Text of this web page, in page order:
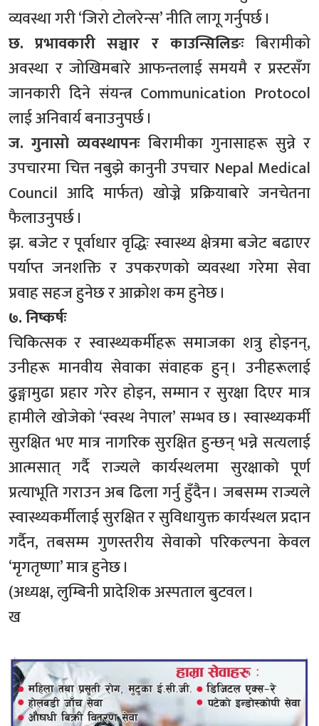
व्यवस्था गरी ‘जिरो टोलरेन्स’ नीति लागू गर्नुपर्छ ।
छ. प्रभावकारी सञ्चार र काउन्सिलिङःबिरामीको
अवस्था र जोखिमबारे आफन्तलाई समयमै र प्रस्टसँग
जानकारी दिने संयन्त्र Communication Protocol
लाई अनिवार्य बनाउनुपर्छ ।
ज. गुनासो व्यवस्थापनः बिरामीका गुनासाहरू सुन्ने र
उपचारमा चित्त नबुझे कानुनी उपचार Nepal Medical
Council आदि मार्फत) खोज्ने प्रक्रियाबारे जनचेतना
फैलाउनुपर्छ ।
झ. बजेट र पूर्वाधार वृद्धिः स्वास्थ्य क्षेत्रमा बजेट बढाएर
पर्याप्त जनशक्ति र उपकरणको व्यवस्था गरेमा सेवा
प्रवाह सहज हुनेछ र आक्रोश कम हुनेछ ।
७. निष्कर्षः
चिकित्सक र स्वास्थ्यकर्मीहरू समाजका शत्रु होइनन्,
उनीहरू मानवीय सेवाका संवाहक हुन् । उनीहरूलाई
ढुङ्गामुढा प्रहार गरेर होइन, सम्मान र सुरक्षा दिएर मात्र
हामीले खोजेको ‘स्वस्थ नेपाल’ सम्भव छ । स्वास्थ्यकर्मी
सुरक्षित भए मात्र नागरिक सुरक्षित हुन्छन् भन्ने सत्यलाई
आत्मसात् गर्दै राज्यले कार्यस्थलमा सुरक्षाको पूर्ण
प्रत्याभूति गराउन अब ढिला गर्नु हुँदैन । जबसम्म राज्यले
स्वास्थ्यकर्मीलाई सुरक्षित र सुविधायुक्त कार्यस्थल प्रदान
गर्दैन, तबसम्म गुणस्तरीय सेवाको परिकल्पना केवल
‘मृगतृष्णा’ मात्र हुनेछ ।
(अध्यक्ष, लुम्बिनी प्रादेशिक अस्पताल बुटवल ।
ख